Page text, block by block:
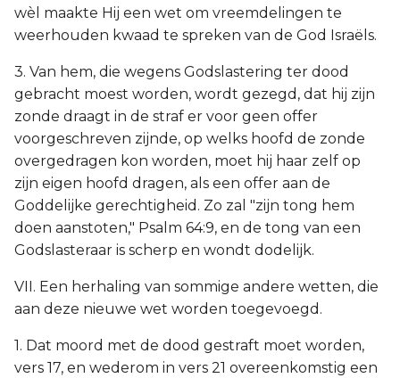
wèl maakte Hij een wet om vreemdelingen te
weerhouden kwaad te spreken van de God Israëls.
3. Van hem, die wegens Godslastering ter dood
gebracht moest worden, wordt gezegd, dat hij zijn
zonde draagt in de straf er voor geen offer
voorgeschreven zijnde, op welks hoofd de zonde
overgedragen kon worden, moet hij haar zelf op
zijn eigen hoofd dragen, als een offer aan de
Goddelijke gerechtigheid. Zo zal "zijn tong hem
doen aanstoten," Psalm 64:9, en de tong van een
Godslasteraar is scherp en wondt dodelijk.
VII. Een herhaling van sommige andere wetten, die
aan deze nieuwe wet worden toegevoegd.
1. Dat moord met de dood gestraft moet worden,
vers 17, en wederom in vers 21 overeenkomstig een